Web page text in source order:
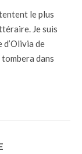
le plus
Je suis
d’Olivia de
dans